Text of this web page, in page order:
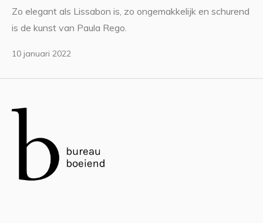
Zo elegant als Lissabon is, zo ongemakkelijk en schurend
is de kunst van Paula Rego.
10 januari 2022